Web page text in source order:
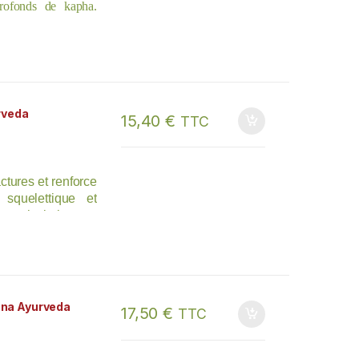
de kapha.
de kapha du
et renforce
et
articulations et
15,40€ TTC
Ayurveda 17,50€ TTC